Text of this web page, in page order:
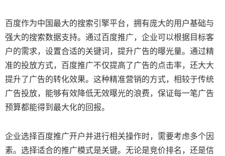
百度作为中国最大的搜索引擎平台，拥有庞大的用户基础与
强大的搜索数据支持。通过百度推广，企业可以根据目标客
户的需求，设置合适的关键词，提升广告的曝光量。通过精
准的投放方式，百度推广不仅提高了广告的点击率，还大大
提升了广告的转化效果。这种精准营销的方式，相较于传统
广告投放，能够有效降低无效曝光的浪费，保证每一笔广告
预算都能得到最大化的回报。
企业选择百度推广开户并进行相关操作时，需要考虑多个因
素。选择适合的推广模式是关键。无论是竞价排名，还是信